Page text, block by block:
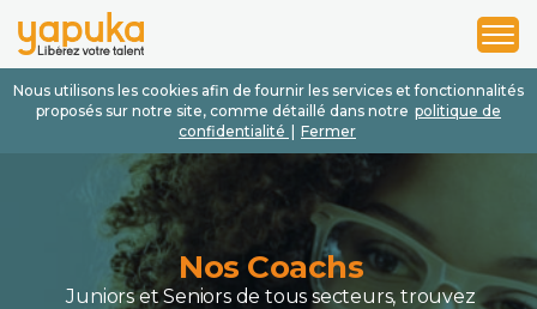
Nous utilisons les cookies afin de fournir les services et fonctionnalités
proposés sur notre site, comme détaillé dans notre politique de
confidentialité
Fermer
1
2
3
Nos Coachs
Juniors et Seniors de tous secteurs, trouvez